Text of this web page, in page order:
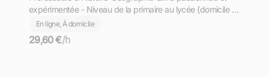
expérimentée - Niveau de la primaire au lycée (domicile et
en ligne)
En ligne, À domicile
29,60 €/h